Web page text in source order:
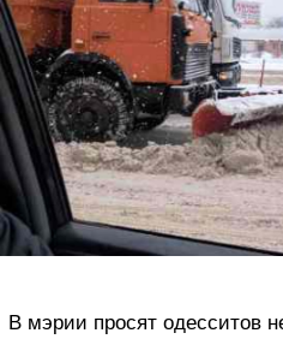
В мэрии просят одесситов